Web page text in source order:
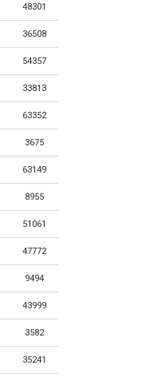
48301
36508
54357
33813
63352
3675
63149
8955
51061
47772
9494
43999
3582
35241